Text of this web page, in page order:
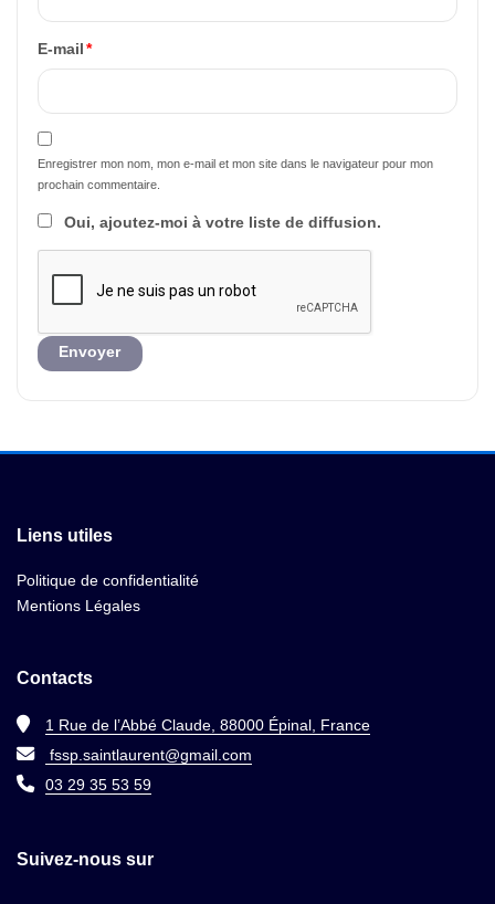
E-mail *
Enregistrer mon nom, mon e-mail et mon site dans le navigateur pour mon
prochain commentaire.
Oui, ajoutez-moi à votre liste de diffusion.
Liens utiles
Politique de confidentialité
Mentions Légales
Contacts
1 Rue de l’Abbé Claude, 88000 Épinal, France
fssp.saintlaurent@gmail.com
03 29 35 53 59
Suivez-nous sur